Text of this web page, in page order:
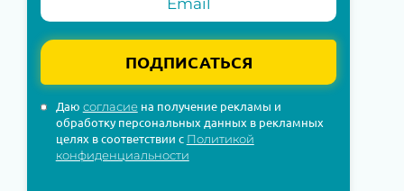
ПОДПИСАТЬСЯ
Даю согласиена получение рекламы и
обработку персональных данных в рекламных
целях в соответствии с Политикой
конфиденциальности